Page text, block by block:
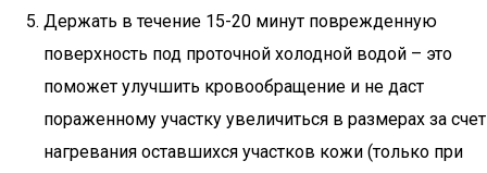
Держать в течение 15-20 минут поврежденную
поверхность под проточной холодной водой – это
поможет улучшить кровообращение и не даст
пораженному участку увеличиться в размерах за счет
нагревания оставшихся участков кожи (только при